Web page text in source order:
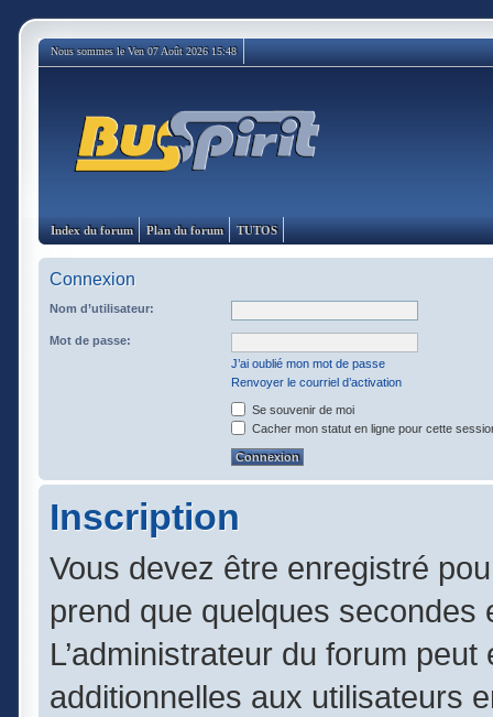
Nous sommes le Ven 07 Août 2026 15:48
Index du forum Plan du forum TUTOS
Connexion
Nom d’utilisateur:
Mot de passe:
J’ai oublié mon mot de passe
Renvoyer le courriel d’activation
Se souvenir de moi
Cacher mon statut en ligne pour cette
Inscription
Vous devez être enregistré
prend que quelques
L’administrateur du forum
additionnelles aux utilisateurs